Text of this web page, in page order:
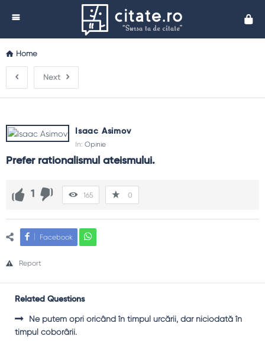
Home
Next
Isaac Asimov
In: Opinie
Prefer rationalismul ateismului.
1 165 0
Facebook
Report
Related Questions
Ne putem opri oricând în timpul urcării, dar niciodată în
timpul coborârii.